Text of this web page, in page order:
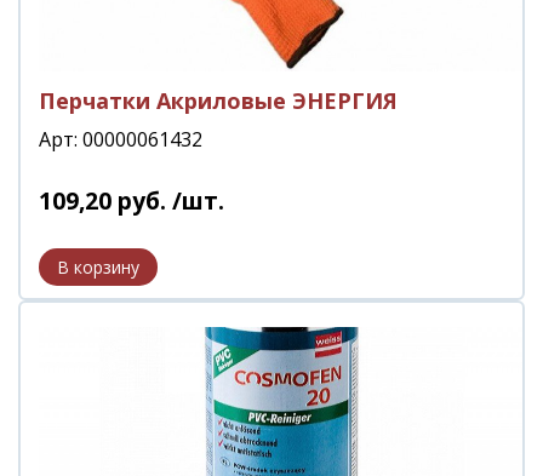
Перчатки Акриловые ЭНЕРГИЯ
Арт: 00000061432
109,20 руб. /шт.